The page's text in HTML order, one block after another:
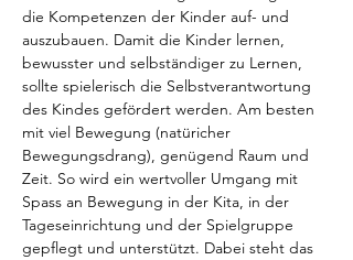
die Kompetenzen der Kinder auf- und
auszubauen. Damit die Kinder lernen,
bewusster und selbständiger zu Lernen,
sollte spielerisch die Selbstverantwortung
des Kindes gefördert werden. Am besten
mit viel Bewegung (natüricher
Bewegungsdrang), genügend Raum und
Zeit. So wird ein wertvoller Umgang mit
Spass an Bewegung in der Kita, in der
Tageseinrichtung und der Spielgruppe
gepflegt und unterstützt. Dabei steht das